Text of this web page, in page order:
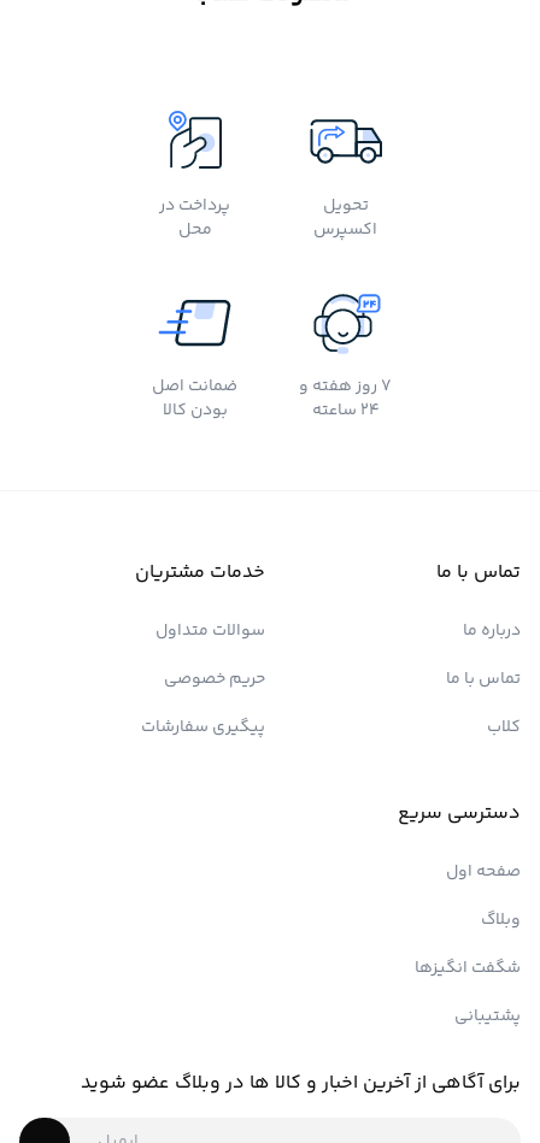
تحویل
اکسپرس
پرداخت در
محل
7 روز هفته و
24 ساعته
ضمانت اصل
بودن کالا
تماس با ما
درباره ما
تماس با ما
کلاب
خدمات مشتریان
سوالات متداول
حریم خصوصی
پیگیری سفارشات
دسترسی سریع
صفحه اول
وبلاگ
شگفت انگیزها
پشتیبانی
برای آگاهی از آخرین اخبار و کالا ها در وبلاگ عضو شوید